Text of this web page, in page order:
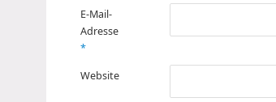
E-Mail-
Adresse
*
Website